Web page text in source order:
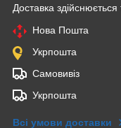
Доставка здійснюється
Нова Пошта
Укрпошта
Самовивіз
Укрпошта
Всі умови доставки